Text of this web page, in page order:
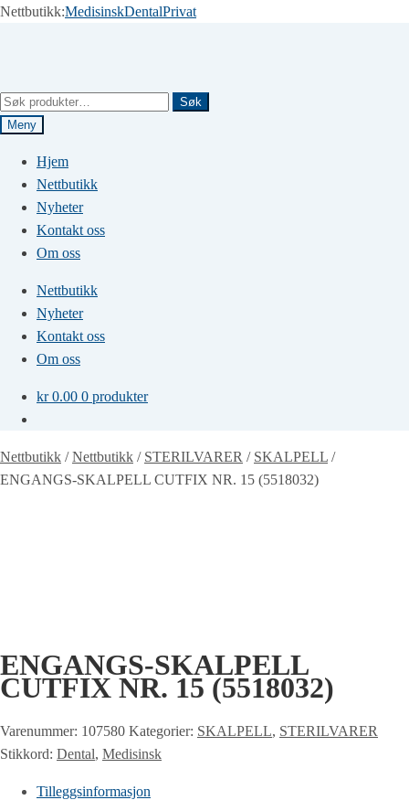
Nettbutikk:MedisinskDentalPrivat
Søk
etter:
Søk
Meny
Hjem
Nettbutikk
Nyheter
Kontakt oss
Om oss
Nettbutikk
Nyheter
Kontakt oss
Om oss
kr0.00 0 produkter
Nettbutikk /Nettbutikk / STERILVARER / SKALPELL /
ENGANGS-SKALPELL CUTFIX NR. 15 (5518032)
ENGANGS-SKALPELL
CUTFIX NR. 15 (5518032)
Varenummer: 107580 Kategorier: SKALPELL, STERILVARER
Stikkord: Dental, Medisinsk
Tilleggsinformasjon